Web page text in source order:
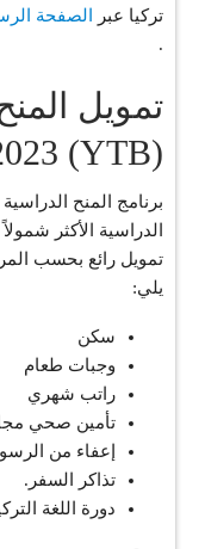
تركيا عبر
الصفحة
.
تمويل
(YTB) 2023
برنامج المنح
الدراسية الأكثر
تمويل رائع بحسب
يلي:
سكن
وجبات طعام
راتب شهري
تأمين صحي
إعفاء من
تذاكر السفر.
دورة اللغة